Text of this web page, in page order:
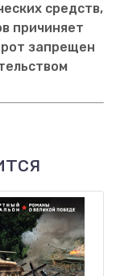
средств,
причиняет
запрещен